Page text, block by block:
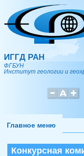
Перейти к основному
ИГГД РАН
ФГБУН
Институт геологии и
Главное меню
Конкурсная